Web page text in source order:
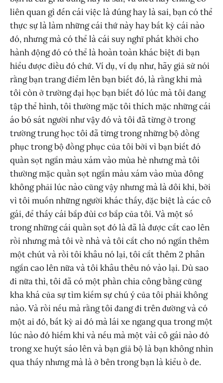
liên quan gì đến cái việc là đúng hay là sai, bạn có thể
thực sự là làm những cái thứ này hay bất kỳ cái nào
đó, nhưng mà có thể là cái suy nghĩ phát khởi cho
hành động đó có thể là hoàn toàn khác biệt đi bạn
hiểu được điều đó chứ. Ví dụ, ví dụ như, hãy giả sử nói
rằng bạn trang điểm lên bạn biết đó, là rằng khi mà
tôi còn ở trường đại học bạn biết đó lúc mà tôi đang
tập thể hình, tôi thường mặc tôi thích mặc những cái
áo bó sát người như vậy đó và tôi đã từng ở trong
trường trung học tôi đã từng trong những bộ đồng
phục trong bộ đồng phục của tôi bởi vì bạn biết đó
quần sọt ngắn màu xám vào mùa hè nhưng mà tôi
thường mặc quần sọt ngắn màu xám vào mùa đông
không phải lúc nào cũng vậy nhưng mà là đôi khi, bởi
vì tôi muốn những người khác thấy, đặc biệt là các cô
gái, để thấy cái bắp đùi cơ bắp của tôi. Và một số
trong những cái quần sọt đó là đã là được cắt cao lên
rồi nhưng mà tôi về nhà và tôi cắt cho nó ngắn thêm
một chút và rồi tôi khâu nó lại, tôi cắt thêm 2 phân
ngắn cao lên nữa và tôi khâu thêu nó vào lại. Dù sao
đi nữa thì, tôi đã có một phần chia công bằng cũng
kha khá của sự tìm kiếm sự chú ý của tôi phải không
nào. Và rồi nếu mà rằng tôi đang đi trên đường và có
một ai đó, bất kỳ ai đó mà lái xe ngang qua trong một
lúc nào đó hiếm khi và nếu mà một vài cô gái nào đó
trong xe huýt sáo lên và bạn giả bộ là bạn không nhìn
qua thấy nhưng mà là ở bên trong bạn là kiểu ồ de.